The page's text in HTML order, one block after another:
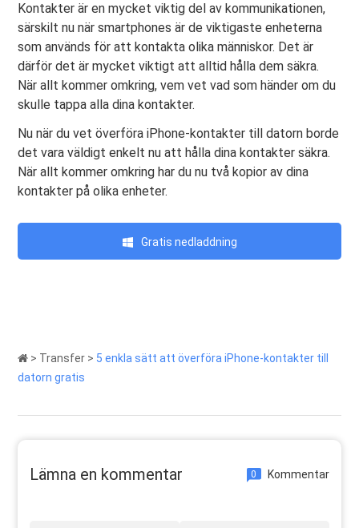
Kontakter är en mycket viktig del av kommunikationen,
särskilt nu när smartphones är de viktigaste enheterna
som används för att kontakta olika människor. Det är
därför det är mycket viktigt att alltid hålla dem säkra.
När allt kommer omkring, vem vet vad som händer om du
skulle tappa alla dina kontakter.
Nu när du vet överföra iPhone-kontakter till datorn borde
det vara väldigt enkelt nu att hålla dina kontakter säkra.
När allt kommer omkring har du nu två kopior av dina
kontakter på olika enheter.
Gratis nedladdning
> Transfer > 5 enkla sätt att överföra iPhone-kontakter till
datorn gratis
Lämna en kommentar 0 Kommentar